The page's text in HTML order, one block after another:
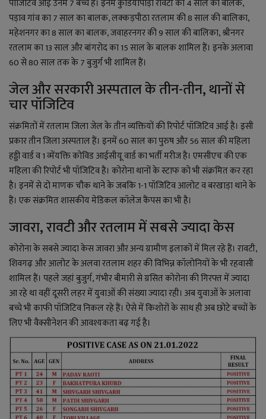
Language
English Hiindi
पॉजिटिव आई उनमें 7 बच्चे हैं। इनमें कुंडियापाड़ा रावटी का 4 साल का बालक,
पड़ाव गांव का 7 साल का बालक, लक्कड़पीठा रतलाम की 8 साल की बालिका,
महेशनगर का 8 साल का बालक, जवाहरनगर की 9 साल की बालिका, श्रीनगर
रतलाम का 13 साल और बांगरोद का 15 साल के बालक शामिल हैं। इनके अलावा
60 से 80 साल तक के 7 बुजुर्ग भी शामिल हैं।
जेल और सरकारी अस्पताल के तीन-तीन, थानों से
चार पॉजिटिव
संक्रमितों में रतलाम जिला जेल के तीन व्यक्तियों की रिपोर्ट पॉजिटिव आई है। इसी
प्रकार तीन जिला अस्पताल हैं। इनमें 60 साल का पुरुष और 56 साल की महिला
हड्डी वार्ड व 1 व्मेंयक्ति कोविड आईसीयू वार्ड का भर्ती मरीज है। एमसीएच की एक
महिला की रिपोर्ट भी पॉजिटिव है। कोरोना थानों के स्टाफ को भी संक्रमित कर रहा
है। इनमें से दो माणक चौक थाने के जबकि 1-1 पॉजिटिव आलोट व बरखाड़ा थाने के
हैं। एक संक्रमित शासकीय मेडिकल कॉलेज कैंपस का भी है।
जावरा, रावटी और रतलाम में सबसे ज्यादा केस
कोरोना के सबसे ज्यादा केस जावरा और अन्य ग्रामीण इलाकों में मिल रहे हैं। रावटी,
शिवगढ़ और आलोट के अलवा रतलाम शहर की विभिन्न कॉलोनियों के भी रहवासी
शामिल हैं। पहले जहां बुजुर्ग, गंभीर बीमारी से ग्रसित कोरोना की गिरफ्त में ज्यादा
आ रहे था वहीं दूसरी लहर में युवाओं की संख्या ज्यादा रही। अब युवाओं के अलावा
बच्चे भी काफी पॉजिटिव निकल रहे हैं। ऐसे में किशोरों के साथ ही अब छोटे बच्चों के
लिए भी वैक्सीनेशन की आवश्यकता बढ़ गई है।